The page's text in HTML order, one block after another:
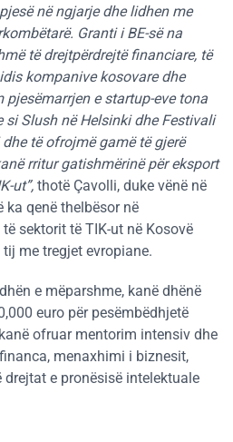
në ngjarje dhe lidhen me
Granti i BE-së na
të drejtpërdrejtë financiare, të
kompanive kosovare dhe
pjesëmarrjen e startup-eve tona
si Slush në Helsinki dhe Festivali
të ofrojmë gamë të gjerë
rritur gatishmërinë për eksport
ut”, thotë Çavolli, duke vënë në
ka qenë thelbësor në
sektorit të TIK-ut në Kosovë
me tregjet evropiane.
e mëparshme, kanë dhënë
euro për pesëmbëdhjetë
ofruar mentorim intensiv dhe
menaxhimi i biznesit,
e pronësisë intelektuale